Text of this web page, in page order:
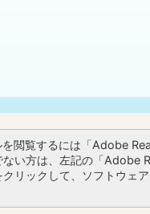
を閲覧するには「Adobe
ない方は、左記の「Adobe
クリックして、ソフトウェ